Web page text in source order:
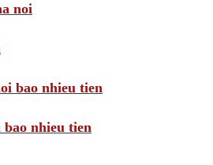
noi
bao nhieu tien
bao nhieu tien